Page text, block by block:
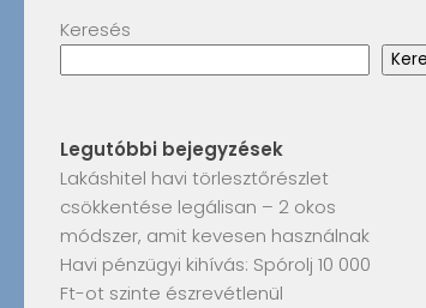
Keresés
Legutóbbi bejegyzések
Lakáshitel havi törlesztőrészlet
csökkentése legálisan – 2 okos
módszer, amit kevesen használnak
Havi pénzügyi kihívás: Spórolj 10 000
Ft-ot szinte észrevétlenül